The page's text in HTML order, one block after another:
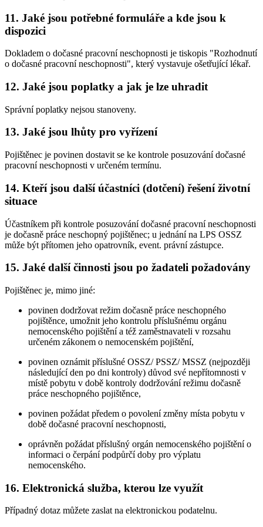
11. Jaké jsou potřebné formuláře a kde jsou k
dispozici
Dokladem o dočasné pracovní neschopnosti je tiskopis "Rozhodnutí
o dočasné pracovní neschopnosti", který vystavuje ošetřující lékař.
12. Jaké jsou poplatky a jak je lze uhradit
Správní poplatky nejsou stanoveny.
13. Jaké jsou lhůty pro vyřízení
Pojištěnec je povinen dostavit se ke kontrole posuzování dočasné
pracovní neschopnosti v určeném termínu.
14. Kteří jsou další účastníci (dotčení) řešení životní
situace
Účastníkem při kontrole posuzování dočasné pracovní neschopnosti
je dočasně práce neschopný pojištěnec; u jednání na LPS OSSZ
může být přítomen jeho opatrovník, event. právní zástupce.
15. Jaké další činnosti jsou po žadateli požadovány
Pojištěnec je, mimo jiné:
povinen dodržovat režim dočasně práce neschopného
pojištěnce, umožnit jeho kontrolu příslušnému orgánu
nemocenského pojištění a též zaměstnavateli v rozsahu
určeném zákonem o nemocenském pojištění,
povinen oznámit příslušné OSSZ/ PSSZ/ MSSZ (nejpozději
následující den po dni kontroly) důvod své nepřítomnosti v
místě pobytu v době kontroly dodržování režimu dočasně
práce neschopného pojištěnce,
povinen požádat předem o povolení změny místa pobytu v
době dočasné pracovní neschopnosti,
oprávněn požádat příslušný orgán nemocenského pojištění o
informaci o čerpání podpůrčí doby pro výplatu
nemocenského.
16. Elektronická služba, kterou lze využít
Případný dotaz můžete zaslat na elektronickou podatelnu.